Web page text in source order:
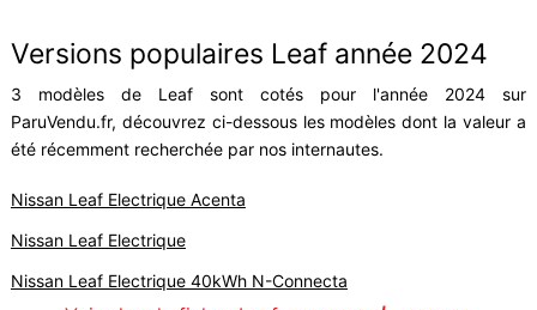
Versions populaires Leaf année 2024
3 modèles de Leaf sont cotés pour l'année 2024 sur
ParuVendu.fr, découvrez ci-dessous les modèles dont la valeur a
été récemment recherchée par nos internautes.
Nissan Leaf Electrique Acenta
Nissan Leaf Electrique
Nissan Leaf Electrique 40kWh N-Connecta